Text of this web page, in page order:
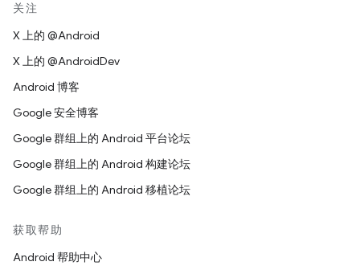
关注
X 上的 @Android
X 上的 @AndroidDev
Android 博客
Google 安全博客
Google 群组上的 Android 平台论坛
Google 群组上的 Android 构建论坛
Google 群组上的 Android 移植论坛
获取帮助
Android 帮助中心